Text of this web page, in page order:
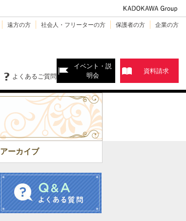
遠方の方 社会人・フリーターの方 保護者の方 企業の方
よくあるご質問
イベント・説
明会
資料請求
アーカイブ